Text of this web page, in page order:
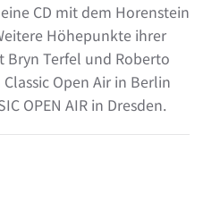
CD mit dem Horenstein
Höhepunkte ihrer
Bryn Terfel und Roberto
Open Air in Berlin
OPEN AIR in Dresden.